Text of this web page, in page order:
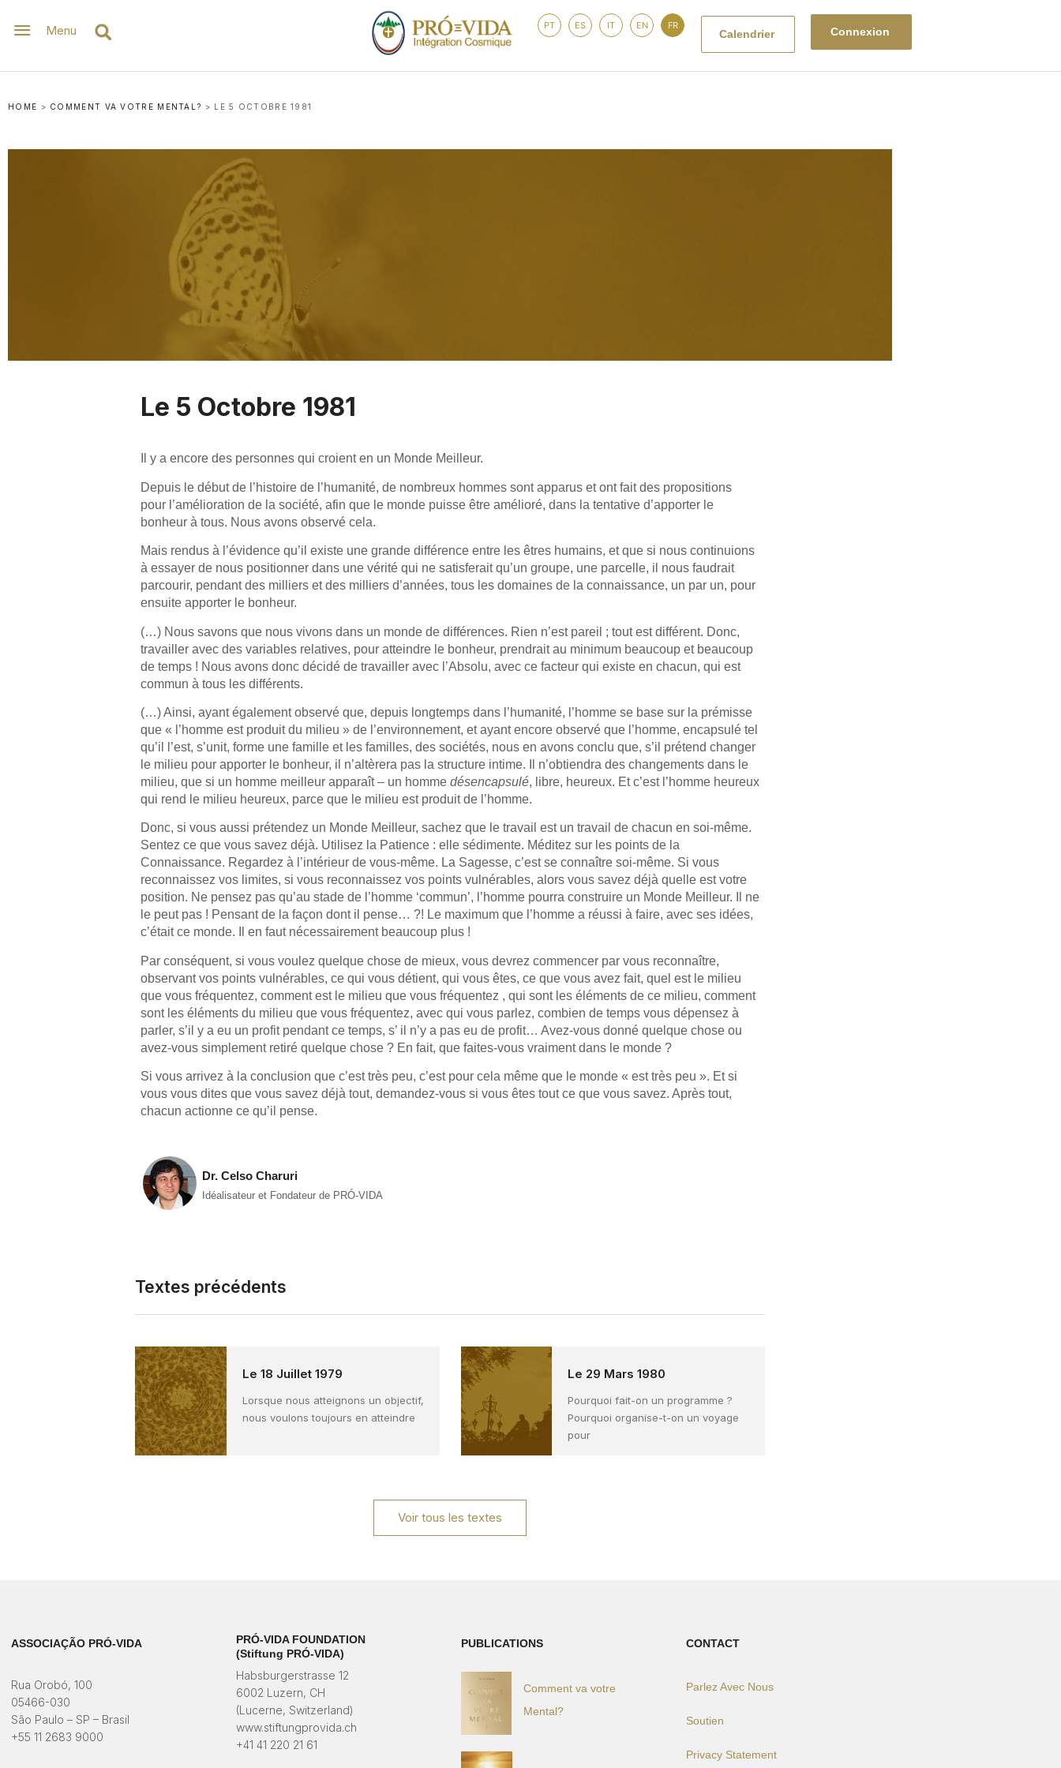
Menu PT ES IT EN FR
Calendrier Connexion
HOME > COMMENT VA VOTRE MENTAL? > LE 5 OCTOBRE 1981
Le 5 Octobre 1981
Il y a encore des personnes qui croient en un Monde Meilleur.
Depuis le début de l’histoire de l’humanité, de nombreux hommes sont apparus et ont fait des propositions
pour l’amélioration de la société, afin que le monde puisse être amélioré, dans la tentative d’apporter le
bonheur à tous. Nous avons observé cela.
Mais rendus à l’évidence qu’il existe une grande différence entre les êtres humains, et que si nous continuions
à essayer de nous positionner dans une vérité qui ne satisferait qu’un groupe, une parcelle, il nous faudrait
parcourir, pendant des milliers et des milliers d’années, tous les domaines de la connaissance, un par un, pour
ensuite apporter le bonheur.
(…) Nous savons que nous vivons dans un monde de différences. Rien n’est pareil ; tout est différent. Donc,
travailler avec des variables relatives, pour atteindre le bonheur, prendrait au minimum beaucoup et beaucoup
de temps ! Nous avons donc décidé de travailler avec l’Absolu, avec ce facteur qui existe en chacun, qui est
commun à tous les différents.
(…) Ainsi, ayant également observé que, depuis longtemps dans l’humanité, l’homme se base sur la prémisse
que « l’homme est produit du milieu » de l’environnement, et ayant encore observé que l’homme, encapsulé tel
qu’il l’est, s’unit, forme une famille et les familles, des sociétés, nous en avons conclu que, s’il prétend changer
le milieu pour apporter le bonheur, il n’altèrera pas la structure intime. Il n’obtiendra des changements dans le
milieu, que si un homme meilleur apparaît – un homme désencapsulé, libre, heureux. Et c’est l’homme heureux
qui rend le milieu heureux, parce que le milieu est produit de l’homme.
Donc, si vous aussi prétendez un Monde Meilleur, sachez que le travail est un travail de chacun en soi-même.
Sentez ce que vous savez déjà. Utilisez la Patience : elle sédimente. Méditez sur les points de la
Connaissance. Regardez à l’intérieur de vous-même. La Sagesse, c’est se connaître soi-même. Si vous
reconnaissez vos limites, si vous reconnaissez vos points vulnérables, alors vous savez déjà quelle est votre
position. Ne pensez pas qu’au stade de l’homme ‘commun’, l’homme pourra construire un Monde Meilleur. Il ne
le peut pas ! Pensant de la façon dont il pense… ?! Le maximum que l’homme a réussi à faire, avec ses idées,
c’était ce monde. Il en faut nécessairement beaucoup plus !
Par conséquent, si vous voulez quelque chose de mieux, vous devrez commencer par vous reconnaître,
observant vos points vulnérables, ce qui vous détient, qui vous êtes, ce que vous avez fait, quel est le milieu
que vous fréquentez, comment est le milieu que vous fréquentez , qui sont les éléments de ce milieu, comment
sont les éléments du milieu que vous fréquentez, avec qui vous parlez, combien de temps vous dépensez à
parler, s’il y a eu un profit pendant ce temps, s’ il n’y a pas eu de profit… Avez-vous donné quelque chose ou
avez-vous simplement retiré quelque chose ? En fait, que faites-vous vraiment dans le monde ?
Si vous arrivez à la conclusion que c’est très peu, c’est pour cela même que le monde « est très peu ». Et si
vous vous dites que vous savez déjà tout, demandez-vous si vous êtes tout ce que vous savez. Après tout,
chacun actionne ce qu’il pense.
Dr. Celso Charuri
Idéalisateur et Fondateur de PRÓ-VIDA
Textes précédents
Le 18 Juillet 1979
Lorsque nous atteignons un objectif,
nous voulons toujours en atteindre
Le 29 Mars 1980
Pourquoi fait-on un programme ?
Pourquoi organise-t-on un voyage
pour
Voir tous les textes
ASSOCIAÇÃO PRÓ-VIDA
Rua Orobó, 100
05466-030
São Paulo – SP – Brasil
+55 11 2683 9000
PRÓ-VIDA FOUNDATION
(Stiftung PRÓ-VIDA)
Habsburgerstrasse 12
6002 Luzern, CH
(Lucerne, Switzerland)
www.stiftungprovida.ch
+41 41 220 21 61
PUBLICATIONS
Comment va votre
Mental?
CONTACT
Parlez Avec Nous
Soutien
Privacy Statement